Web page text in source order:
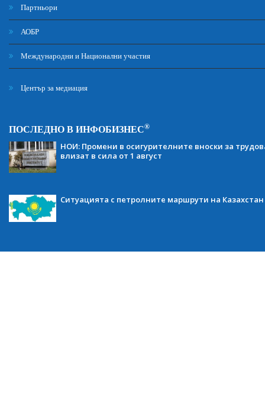
Партньори
АОБР
Международни и Национални участия
Център за медиация
ПОСЛЕДНО В ИНФОБИЗНЕС®
НОИ: Промени в осигурителните вноски за
влизат в сила от 1 август
Ситуацията с петролните маршрути на Казахстан